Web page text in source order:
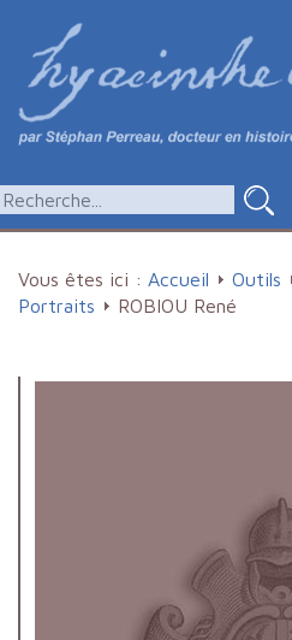
Vous êtes ici : Accueil Outils
Portraits
ROBIOU René